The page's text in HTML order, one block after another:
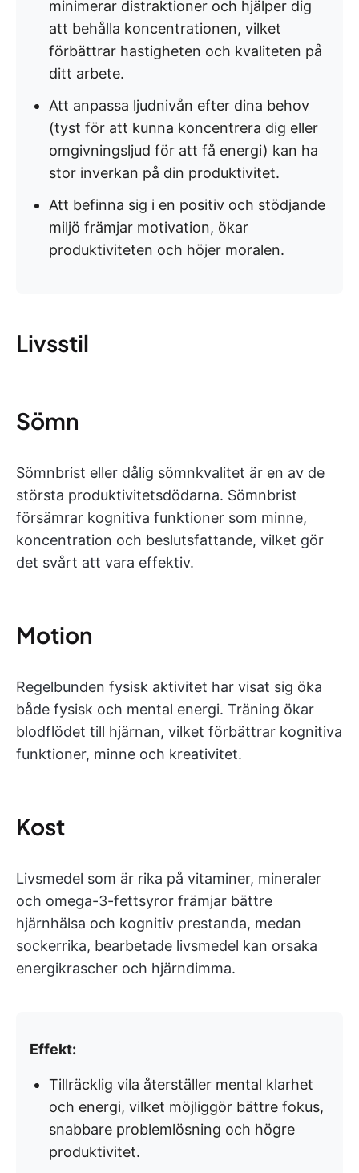
minimerar distraktioner och hjälper dig
att behålla koncentrationen, vilket
förbättrar hastigheten och kvaliteten på
ditt arbete.
Att anpassa ljudnivån efter dina behov
(tyst för att kunna koncentrera dig eller
omgivningsljud för att få energi) kan ha
stor inverkan på din produktivitet.
Att befinna sig i en positiv och stödjande
miljö främjar motivation, ökar
produktiviteten och höjer moralen.
Livsstil
Sömn
Sömnbrist eller dålig sömnkvalitet är en av de
största produktivitetsdödarna. Sömnbrist
försämrar kognitiva funktioner som minne,
koncentration och beslutsfattande, vilket gör
det svårt att vara effektiv.
Motion
Regelbunden fysisk aktivitet har visat sig öka
både fysisk och mental energi. Träning ökar
blodflödet till hjärnan, vilket förbättrar kognitiva
funktioner, minne och kreativitet.
Kost
Livsmedel som är rika på vitaminer, mineraler
och omega-3-fettsyror främjar bättre
hjärnhälsa och kognitiv prestanda, medan
sockerrika, bearbetade livsmedel kan orsaka
energikrascher och hjärndimma.
Effekt:
Tillräcklig vila återställer mental klarhet
och energi, vilket möjliggör bättre fokus,
snabbare problemlösning och högre
produktivitet.